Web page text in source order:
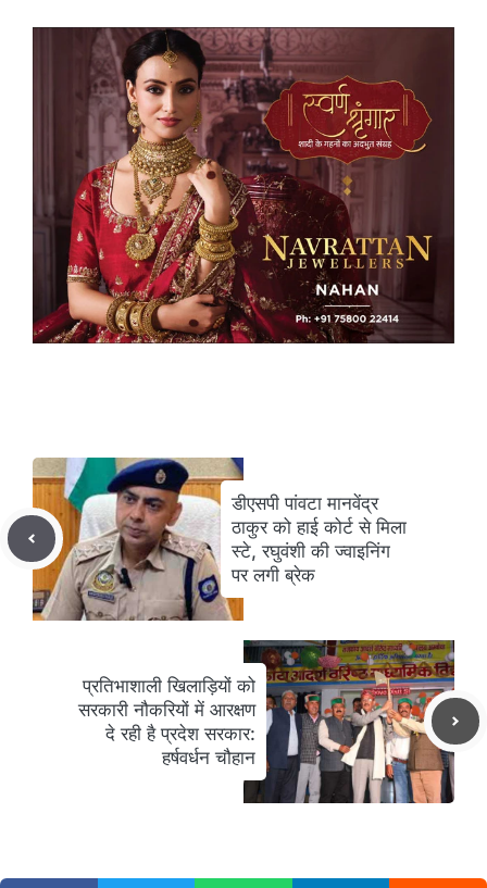
डीएसपी पांवटा मानवेंद्र
ठाकुर को हाई कोर्ट से मिला
स्टे, रघुवंशी की ज्वाइनिंग
पर लगी ब्रेक
प्रतिभाशाली खिलाड़ियों को
सरकारी नौकरियों में आरक्षण
दे रही है प्रदेश सरकार:
हर्षवर्धन चौहान